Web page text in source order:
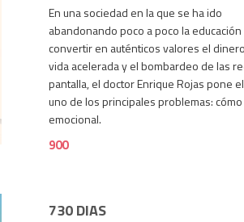
900
En una sociedad en la que se ha ido
abandonando poco a poco la
convertir en auténticos valores el
vida acelerada y el bombardeo de las
pantalla, el doctor Enrique Rojas pone
uno de los principales problemas:
emocional.
900
730 DIAS